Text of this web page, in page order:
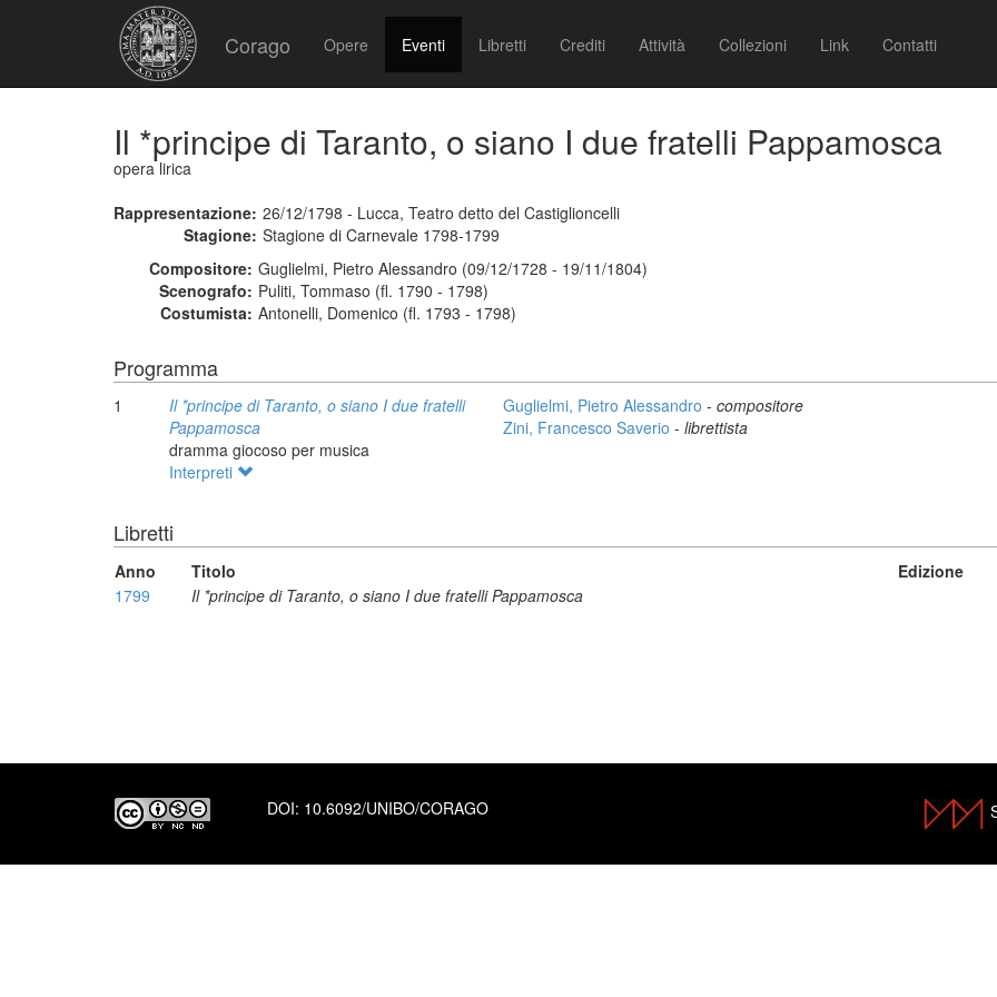
Corago Opere Eventi Libretti Crediti Attività Collezioni Link Contatti
Il *principe di Taranto, o siano I due fratelli Pappamosca
opera lirica
Rappresentazione: 26/12/1798 - Lucca, Teatro detto del Castiglioncelli
Stagione: Stagione di Carnevale 1798-1799
Compositore: Guglielmi, Pietro Alessandro (09/12/1728 - 19/11/1804)
Scenografo: Puliti, Tommaso (fl. 1790 - 1798)
Costumista: Antonelli, Domenico (fl. 1793 - 1798)
Programma
1
Il *principe di Taranto, o siano I due fratelli
Pappamosca
dramma giocoso per musica
Guglielmi, Pietro Alessandro - compositore
Zini, Francesco Saverio - librettista
Interpreti
Libretti
Anno Titolo Edizione
1799
Il *principe di Taranto, o siano I due fratelli Pappamosca
DOI: 10.6092/UNIBO/CORAGO